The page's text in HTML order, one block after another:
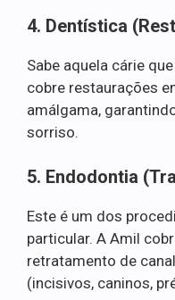
4. Dentística
Sabe aquela cárie
cobre restaurações
amálgama,
sorriso.
5. Endodontia
Este é um dos
particular. A Amil
retratamento de
(incisivos, caninos,